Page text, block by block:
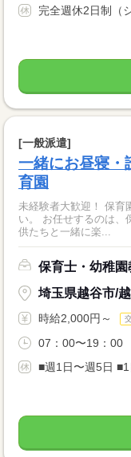
完全週休2日制（
[一般派遣]
一緒にお昼寝
育園
未経験者大歓迎！ 保育
い。 お任せするのは、保育のサポート業務。 クラス担当はなく、子
供たちと一緒に楽...
保育士・幼稚
埼玉県越谷市/
時給2,000円～
07：00〜19：00
■週1日〜週5日